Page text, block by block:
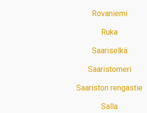
Rovaniemi
Ruka
Saariselkä
Saaristomeri
Saariston rengastie
Salla